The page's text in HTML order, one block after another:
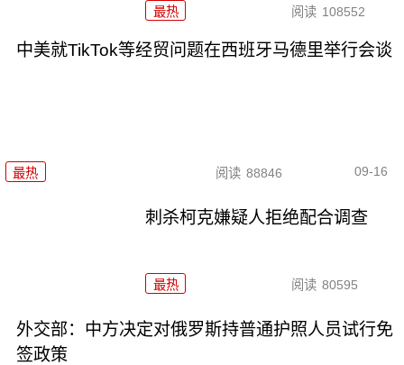
最热 阅读 108552
中美就TikTok等经贸问题在西班牙马德里举行会谈
最热 阅读 88846 09-16
刺杀柯克嫌疑人拒绝配合调查
最热 阅读 80595
外交部：中方决定对俄罗斯持普通护照人员试行免
签政策